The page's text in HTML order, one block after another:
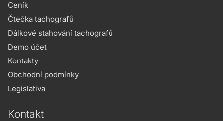
Ceník
Čtečka tachografů
Dálkové stahování tachografů
Demo účet
Kontakty
Obchodní podmínky
Legislativa
Kontakt